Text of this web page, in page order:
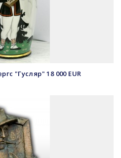
"Гусляр" 18 000 EUR